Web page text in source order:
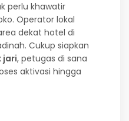
perlu khawatir
Operator lokal
dekat hotel di
Cukup siapkan
jari, petugas di sana
aktivasi hingga